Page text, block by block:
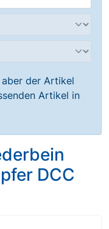
aber der Artikel
Artikel in
DCC